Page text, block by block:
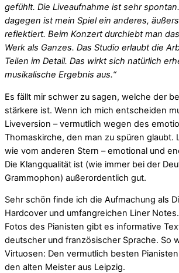
gefühlt. Die Liveaufnahme ist sehr
dagegen ist mein Spiel ein anderes,
reflektiert. Beim Konzert durchlebt man
Werk als Ganzes. Das Studio erlaubt die
Teilen im Detail. Das wirkt sich natürlich
musikalische Ergebnis aus.“
Es fällt mir schwer zu sagen, welche der
stärkere ist. Wenn ich mich entscheiden
Liveversion – vermutlich wegen des
Thomaskirche, den man zu spüren glaubt.
wie vom anderen Stern – emotional und
Die Klangqualität ist (wie immer bei der
Grammophon) außerordentlich gut.
Sehr schön finde ich die Aufmachung als
Hardcover und umfangreichen Liner
Fotos des Pianisten gibt es informative
deutscher und französischer Sprache. So
Virtuosen: Den vermutlich besten
den alten Meister aus Leipzig.